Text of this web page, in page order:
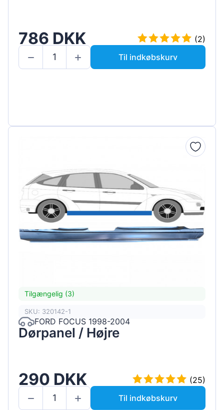
786 DKK
(2)
Til indkøbskurv
Tilgængelig (3)
SKU: 320142-1
FORD FOCUS 1998-2004
Dørpanel / Højre
290 DKK
(25)
Til indkøbskurv